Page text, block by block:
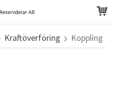
Kraftöverföring Koppling